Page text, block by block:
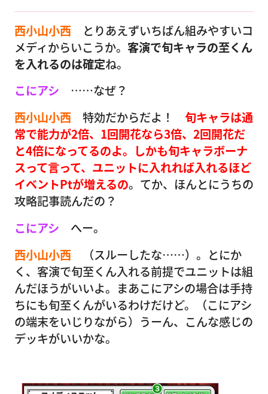
西小山小西 とりあえずいちばん組みやすいコ
メディからいこうか。 客演で旬キャラの至くん
を入れるのは確定ね。
こにアシ ……なぜ？
西小山小西 特効だからだよ！ 旬キャラは通
常で能力が2倍、1回開花なら3倍、2回開花だ
と4倍になってるのよ。しかも旬キャラボーナ
スって言って、ユニットに入れれば入れるほど
イベントPtが増えるの。てか、ほんとにうちの
攻略記事読んだの？
こにアシ へー。
西小山小西 （スルーしたな……）。とにか
く、客演で旬至くん入れる前提でユニットは組
んだほうがいいよ。まあこにアシの場合は手持
ちにも旬至くんがいるわけだけど。（こにアシ
の端末をいじりながら）うーん、こんな感じの
デッキがいいかな。